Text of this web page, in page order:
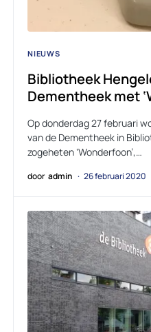
NIEUWS
Bibliotheek
Dementheek met
Op donderdag 27 februari
van de Dementheek in
zogeheten ‘Wonderfoon’,…
door admin 26 februari 2020